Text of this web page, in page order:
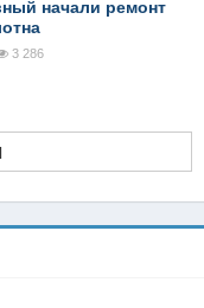
начали ремонт
3 286